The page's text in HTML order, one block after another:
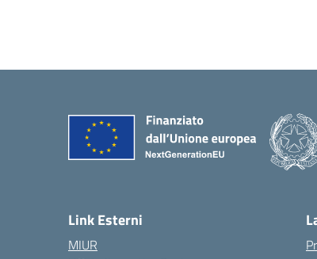
Link Esterni
MIUR